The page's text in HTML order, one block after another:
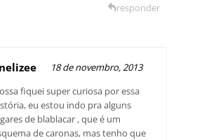
18 de novembro, 2013
fiquei super curiosa por essa
eu estou indo pra alguns
de blablacar , que é um
de caronas, mas tenho que
responder